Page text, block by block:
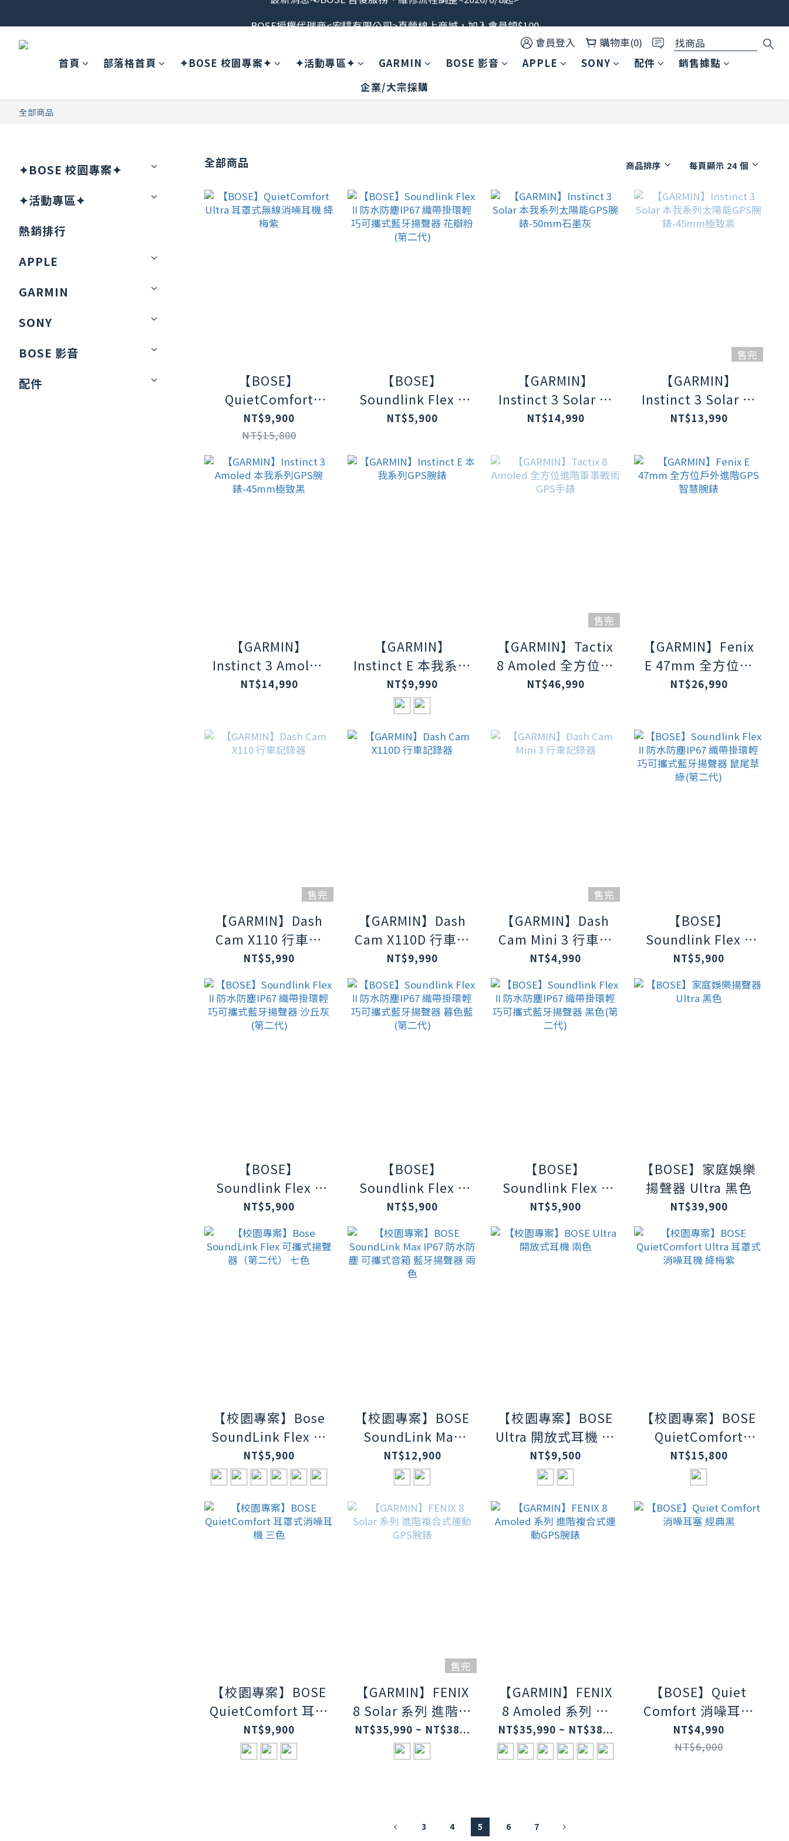
會員限定福利開搶！下單即贈BOSE品牌筆記本，錯過不補✨
最新消息📢BOSE 售後服務、維修流程調整<2026/6/8起>
會員登入
購物車(0)
首頁
部落格首頁 ✦BOSE 校園專案✦ ✦活動專區✦ GARMIN BOSE 影音 APPLE SONY 配件
銷售據點
企業/大宗採購
全部商品
✦BOSE 校園專案✦
✦活動專區✦
熱銷排行
APPLE
GARMIN
SONY
BOSE 影音
配件
全部商品 商品排序 每頁顯示 24 個
【BOSE】
QuietComfort
Ultra 耳罩式無線消
噪耳機 絳梅紫
NT$9,900
NT$15,800
【BOSE】
Soundlink Flex Ⅱ
防水防塵IP67 織帶
牙揚聲器 花瓣粉(第
二代)
NT$5,900
【GARMIN】
Instinct 3 Solar 本
我系列太陽能GPS
NT$14,990
售完
【GARMIN】
Instinct 3 Solar 本
我系列太陽能GPS
NT$13,990
【GARMIN】
Instinct 3 Amoled
本我系列GPS腕
NT$14,990
【GARMIN】
Instinct E 本我系列
GPS腕錶
NT$9,990
售完
【GARMIN】Tactix
8 Amoled 全方位進
階軍事戰術GPS手
NT$46,990
【GARMIN】Fenix
E 47mm 全方位戶
外進階GPS智慧腕
NT$26,990
售完
【GARMIN】Dash
Cam X110 行車記
錄器
NT$5,990
【GARMIN】Dash
Cam X110D 行車記
錄器
NT$9,990
售完
【GARMIN】Dash
Cam Mini 3 行車記
錄器
NT$4,990
【BOSE】
Soundlink Flex Ⅱ
防水防塵IP67 織帶
掛環輕巧可攜式藍
牙揚聲器 鼠尾草綠
NT$5,900
【BOSE】
Soundlink Flex Ⅱ
防水防塵IP67 織帶
掛環輕巧可攜式藍
牙揚聲器 沙丘灰(第
二代)
NT$5,900
【BOSE】
Soundlink Flex Ⅱ
防水防塵IP67 織帶
掛環輕巧可攜式藍
牙揚聲器 暮色藍(第
二代)
NT$5,900
【BOSE】
Soundlink Flex Ⅱ
防水防塵IP67 織帶
掛環輕巧可攜式藍
牙揚聲器 黑色(第二
NT$5,900
【BOSE】家庭娛樂
揚聲器 Ultra 黑色
NT$39,900
【校園專案】Bose
SoundLink Flex 可
攜式揚聲器（第二
代） 七色
NT$5,900
【校園專案】BOSE
SoundLink Max
IP67 防水防塵 可攜
式音箱 藍牙揚聲器
NT$12,900
【校園專案】BOSE
Ultra 開放式耳機 兩
色
NT$9,500
【校園專案】BOSE
QuietComfort
Ultra 耳罩式消噪耳
機 絳梅紫
NT$15,800
【校園專案】BOSE
QuietComfort 耳罩
式消噪耳機 三色
NT$9,900
售完
【GARMIN】FENIX
8 Solar 系列 進階複
合式運動GPS腕錶
NT$35,990 ~ NT$38...
【GARMIN】FENIX
8 Amoled 系列 進
階複合式運動GPS
腕錶
NT$35,990 ~ NT$38...
【BOSE】Quiet
Comfort 消噪耳塞
經典黑
NT$4,990
NT$6,000
3 4 5 6 7